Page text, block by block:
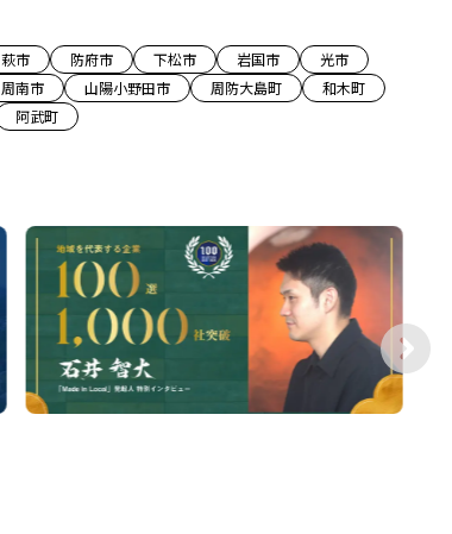
萩市 防府市 下松市 岩国市
光市
周南市 山陽小野田市 周防大島町
和木町
阿武町